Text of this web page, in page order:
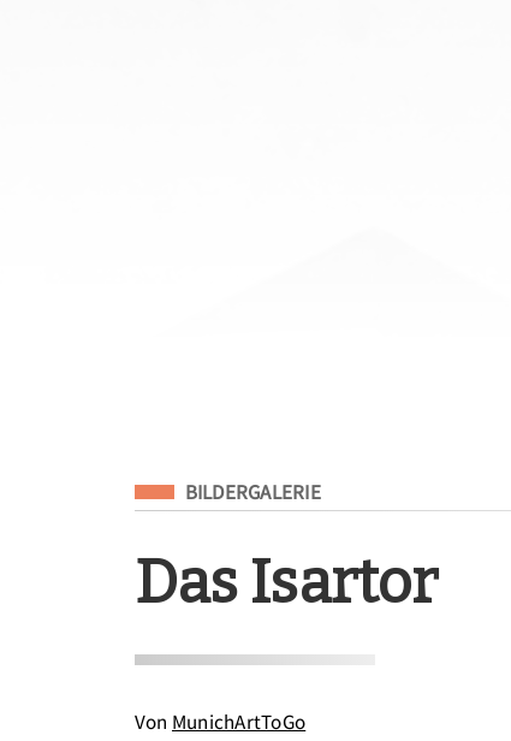
Eingeordnet unter
BILDERGALERIE
Das Isartor
Von MunichArtToGo